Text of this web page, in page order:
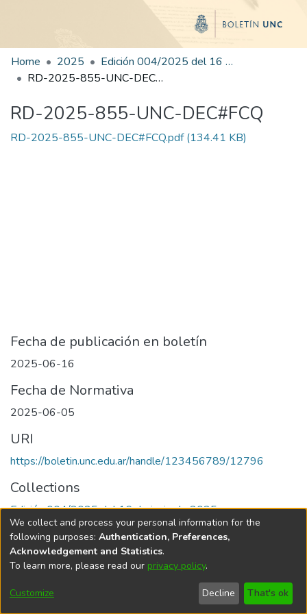
Home 2025
Edición 004/2025 del 16 de junio de 2025
RD-2025-855-UNC-DEC#FCQ
RD-2025-855-UNC-DEC#FCQ
RD-2025-855-UNC-DEC#FCQ.pdf(134.41 KB)
Fecha de publicación en boletín
2025-06-16
Fecha de Normativa
2025-06-05
URI
https://boletin.unc.edu.ar/handle/123456789/12796
Collections
Edición 004/2025 del 16 de junio de 2025
Universidad Nacional de Córdoba
We collect and process your personal information for the
following purposes: Authentication, Preferences,
Acknowledgement and Statistics.
To learn more, please read our privacy policy.
Customize Decline That's ok